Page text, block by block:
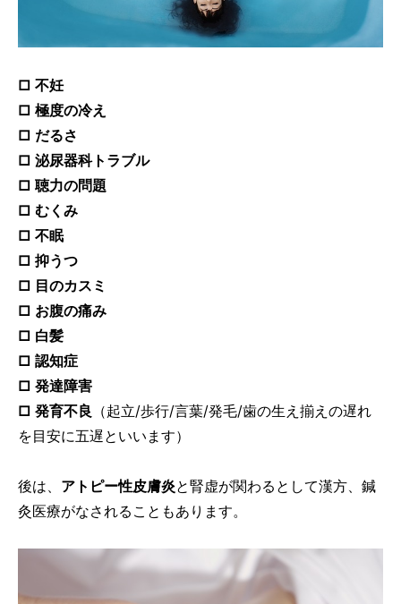
□ 不妊
□ 極度の冷え
□ だるさ
□ 泌尿器科トラブル
□ 聴力の問題
□ むくみ
□ 不眠
□ 抑うつ
□ 目のカスミ
□ お腹の痛み
□ 白髪
□ 認知症
□ 発達障害
□ 発育不良 （起立/歩行/言葉/発毛/歯の生え揃えの遅れ
を目安に五遅といいます）
後は、 アトピー性皮膚炎と腎虚が関わるとして漢方、鍼
灸医療がなされることもあります。